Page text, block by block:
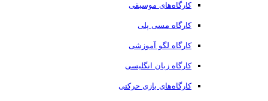
کارگاه‌های موسیقی
کارگاه مسی پلی
کارگاه لگو آموزشی
کارگاه زبان انگلیسی
کارگاه‌های بازی حرکتی